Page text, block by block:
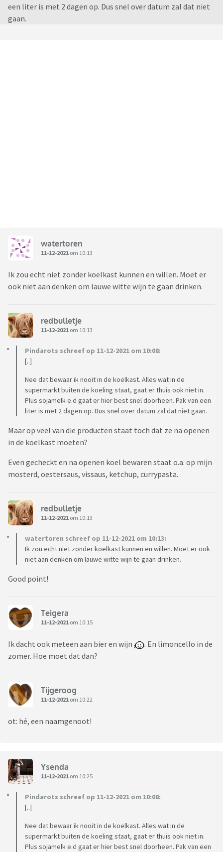
een liter is met 2 dagen op. Dus snel over datum zal dat niet
gaan.
watertoren
11-12-2021 om 10:13
Ik zou echt niet zonder koelkast kunnen en willen. Moet er
ook niet aan denken om lauwe witte wijn te gaan drinken.
redbulletje
11-12-2021 om 10:13
Pindarots schreef op 11-12-2021 om 10:08:
[..]
Nee dat bewaar ik nooit in de koelkast. Alles wat in de
supermarkt buiten de koeling staat, gaat er thuis ook niet in.
Plus sojamelk e.d gaat er hier best snel doorheen. Pak van een
liter is met 2 dagen op. Dus snel over datum zal dat niet gaan.
Maar op veel van die producten staat toch dat ze na openen
in de koelkast moeten?
Even gecheckt en na openen koel bewaren staat o.a. op mijn
mosterd, oestersaus, vissaus, ketchup, currypasta.
redbulletje
11-12-2021 om 10:13
watertoren schreef op 11-12-2021 om 10:13:
Ik zou echt niet zonder koelkast kunnen en willen. Moet er ook
niet aan denken om lauwe witte wijn te gaan drinken.
Good point!
Teigera
11-12-2021 om 10:15
Ik dacht ook meteen aan bier en wijn
. En limoncello in de
zomer. Hoe moet dat dan?
Tijgeroog
11-12-2021 om 10:22
ot: hé, een naamgenoot!
Ysenda
11-12-2021 om 10:25
Pindarots schreef op 11-12-2021 om 10:08:
[..]
Nee dat bewaar ik nooit in de koelkast. Alles wat in de
supermarkt buiten de koeling staat, gaat er thuis ook niet in.
Plus sojamelk e.d gaat er hier best snel doorheen. Pak van een